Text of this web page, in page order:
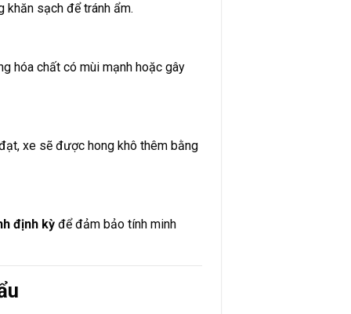
khăn sạch để tránh ẩm.
hóa chất có mùi mạnh hoặc gây
xe sẽ được hong khô thêm bằng
định kỳ để đảm bảo tính minh